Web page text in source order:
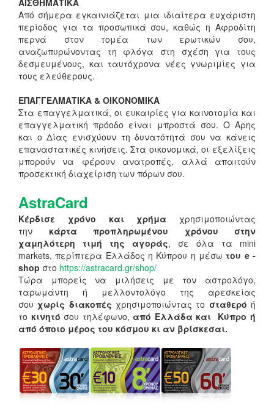
ΑΙΣΘΗΜΑΤΙΚΑ
Από σήμερα εγκαινιάζεται μια ιδιαίτερα ευχάριστη
περίοδος για τα προσωπικά σου, καθώς η Αφροδίτη
περνά στον τομέα των ερωτικών σου,
αναζωπυρώνοντας τη φλόγα στη σχέση για τους
δεσμευμένους, και ταυτόχρονα νέες γνωριμίες για
τους ελεύθερους.
ΕΠΑΓΓΕΛΜΑΤΙΚΑ & ΟΙΚΟΝΟΜΙΚΑ
Στα επαγγελματικά, οι ευκαιρίες για καινοτομία και
επαγγελματική πρόοδο είναι μπροστά σου. Ο Άρης
και ο Δίας ενισχύουν τη δυνατότητά σου να κάνεις
επαναστατικές κινήσεις. Στα οικονομικά, οι εξελίξεις
μπορούν να φέρουν ανατροπές, αλλά απαιτούν
προσεκτική διαχείριση των πόρων σου.
AstraCard
Κέρδισε χρόνο και χρήμα χρησιμοποιώντας
την κάρτα προπληρωμένου χρόνου στην
χαμηλότερη τιμή της αγοράς, σε όλα τα mini
markets, περίπτερα Ελλάδος η Κύπρου η μέσωτου e -
shop στο https://astracard.gr/shop/
Τώρα μπορείς να μιλήσεις με τον αστρολόγο,
ταρωμάντη ή μελλοντολόγο της αρεσκείας
σου χωρίς διακοπές χρησιμοποιώντας το σταθερό ή
το κινητό σου τηλέφωνο,από Ελλάδα και Κύπρο ή
από όποιο μέρος του κόσμου κι αν βρίσκεσαι.